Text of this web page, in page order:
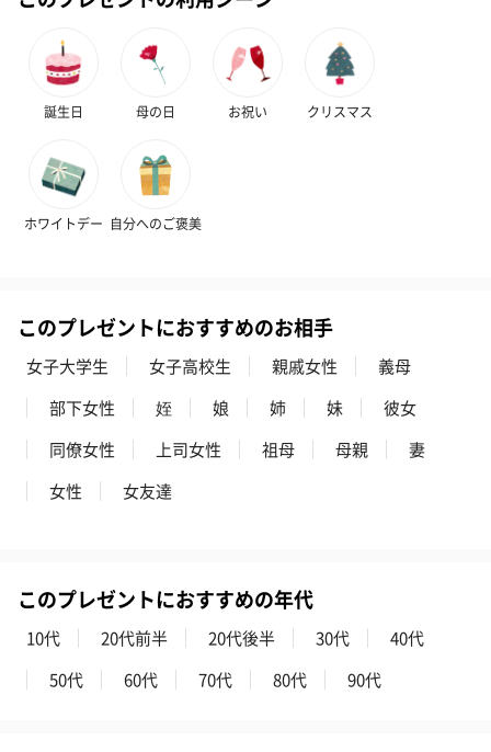
ぬいぐるみ
愛らしいぬいぐるみを同梱してお届けします。
誕生日・記念日・出産祝いなどのシーンにおすすめです。
紅茶・コーヒー・スイーツ
紅茶・コーヒー・スイーツを同梱してお届けいたします。ギフト
アールグレイ（HAPPY
アールグレイティー
誕生日 母の日 お祝い クリスマス
ホワイトデー 自分へのご褒美
このプレゼントにおすすめのお相手
女子大学生 女子高校生 親戚女性
義母
部下女性
姪 娘 姉 妹
彼女
同僚女性
上司女性 祖母 母親
妻
女性
女友達
このプレゼントにおすすめの年代
10代 20代前半 20代後半 30代
40代
50代
60代 70代 80代 90代